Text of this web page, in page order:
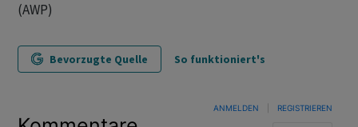
(AWP)
Bevorzugte Quelle So funktioniert's
ANMELDEN REGISTRIEREN